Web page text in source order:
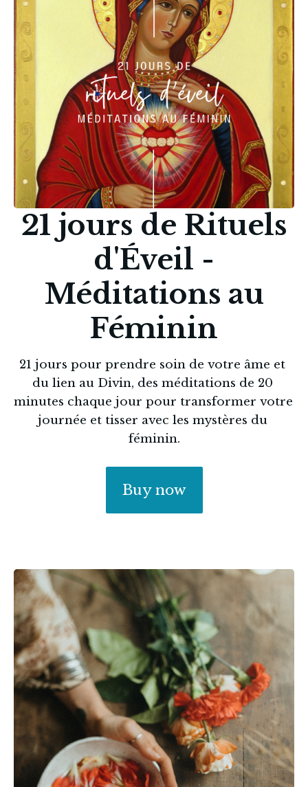
21 jours de Rituels
d'Éveil -
Méditations au
Féminin
21 jours pour prendre soin de votre âme et
du lien au Divin, des méditations de 20
minutes chaque jour pour transformer votre
journée et tisser avec les mystères du
féminin.
Buy now